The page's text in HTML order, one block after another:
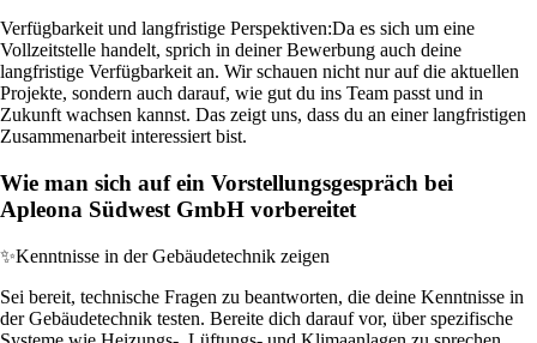
Verfügbarkeit und langfristige Perspektiven:Da es sich um eine
Vollzeitstelle handelt, sprich in deiner Bewerbung auch deine
langfristige Verfügbarkeit an. Wir schauen nicht nur auf die aktuellen
Projekte, sondern auch darauf, wie gut du ins Team passt und in
Zukunft wachsen kannst. Das zeigt uns, dass du an einer langfristigen
Zusammenarbeit interessiert bist.
Wie man sich auf ein Vorstellungsgespräch bei
Apleona Südwest GmbH vorbereitet
✨Kenntnisse in der Gebäudetechnik zeigen
Sei bereit, technische Fragen zu beantworten, die deine Kenntnisse in
der Gebäudetechnik testen. Bereite dich darauf vor, über spezifische